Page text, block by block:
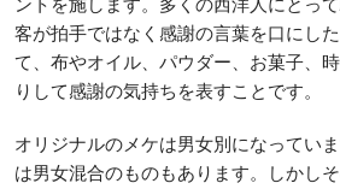
ントを施します。多くの西洋人にとっ
客が拍手ではなく感謝の言葉を口にし
て、布やオイル、パウダー、お菓子、
りして感謝の気持ちを表すことです。
オリジナルのメケは男女別になってい
は男女混合のものもあります。しかし